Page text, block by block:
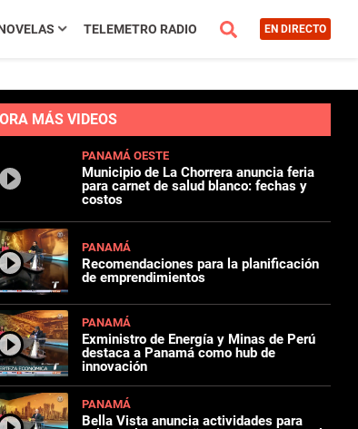
TELEMETRO RADIO EN DIRECTO
MÁS VIDEOS
PANAMÁ OESTE
Municipio de La Chorrera anuncia feria
para carnet de salud blanco: fechas y
costos
PANAMÁ
Recomendaciones para la planificación
de emprendimientos
PANAMÁ
Exministro de Energía y Minas de Perú
destaca a Panamá como hub de
innovación
PANAMÁ
Bella Vista anuncia actividades para